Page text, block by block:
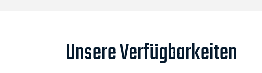
Unsere Verfügbarkeiten